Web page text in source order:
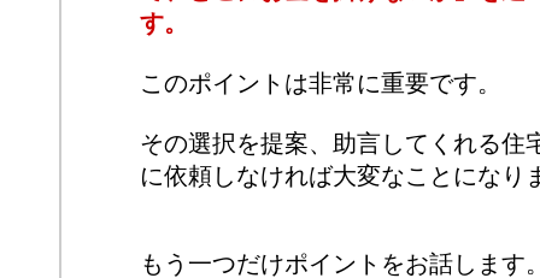
す。
このポイントは非常に重要です。
その選択を提案、助言してくれる住
に依頼しなければ大変なことになり
もう一つだけポイントをお話します